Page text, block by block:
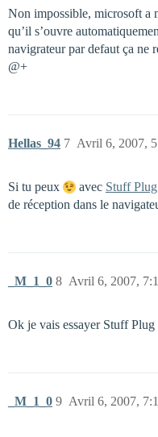
Non impossible, microsoft a
qu’il s’ouvre
navigrateur par defaut ça ne
@+
Hellas_94 Avril 6, 2007,
7
Si tu peux avec Stuff Plug
de réception dans le
_M_1_0 Avril 6, 2007,
8
Ok je vais essayer Stuff Plug
_M_1_0 Avril 6, 2007,
9